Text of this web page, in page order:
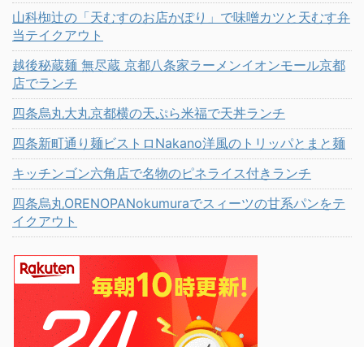
山科椥辻の「天むすのお店かぽり」で味噌カツと天むす弁
当テイクアウト
越後秘蔵麺 無尽蔵 京都八条家ラーメンイオンモール京都
店でランチ
四条烏丸大丸京都横の天ぷら米福で天丼ランチ
四条新町通り麺ビストロNakano洋風のトリッパとまと麺
キッチンゴン六角店で名物のピネライス付きランチ
四条烏丸ORENOPANokumuraでスィーツの甘系パンをテ
イクアウト